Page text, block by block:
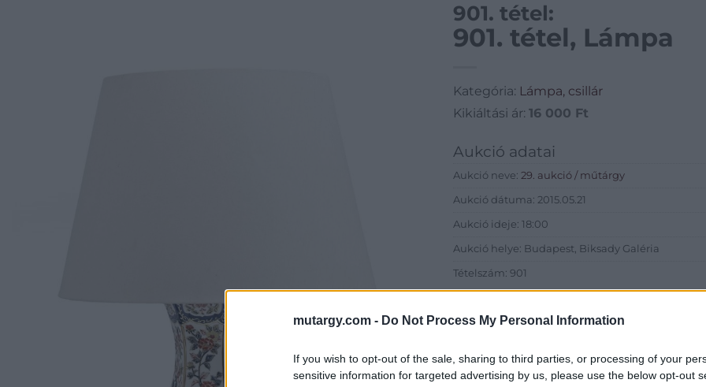
mutargy.com - Do Not Process My Personal Information
If you wish to opt-out of the sale, sharing to third parties, or processing of your
sensitive information for targeted advertising by us, please use the below opt-out
901. tétel:
901. tétel, Lámpa
Kategória: Lámpa, csillár
Kikiáltási ár: 16 000 Ft
Aukció adatai
Aukció neve: 29. aukció / műtárgy
Aukció dátuma: 2015.05.21
Aukció ideje: 18:00
Aukció helye: Budapest, Biksady Galéria
Tételszám: 901
Eladó adatai
Cím: Törő
Biksady